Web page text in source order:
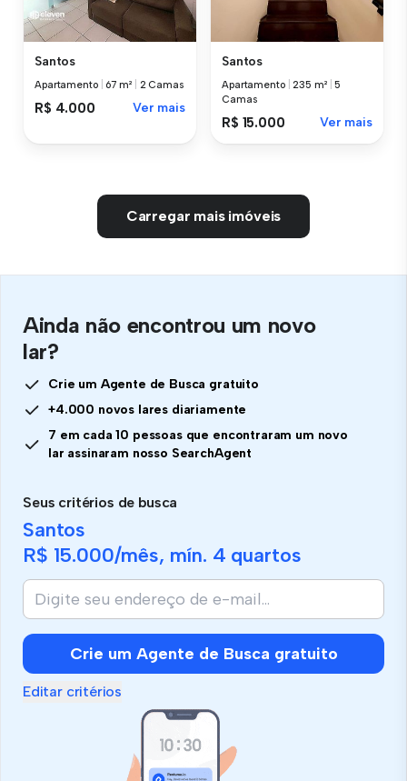
Santos
Apartamento 67 m² 2 Camas
R$ 4.000 Ver mais
Santos
Apartamento 235 m² |5
Camas
R$ 15.000 Ver mais
Carregar mais imóveis
Ainda não encontrou um novo
lar?
Crie um Agente de Busca gratuito
+4.000 novos lares diariamente
7 em cada 10 pessoas que encontraram um novo
lar assinaram nosso SearchAgent
Seus critérios de busca
Santos
R$ 15.000/mês, mín. 4 quartos
Crie um Agente de Busca gratuito
Editar critérios